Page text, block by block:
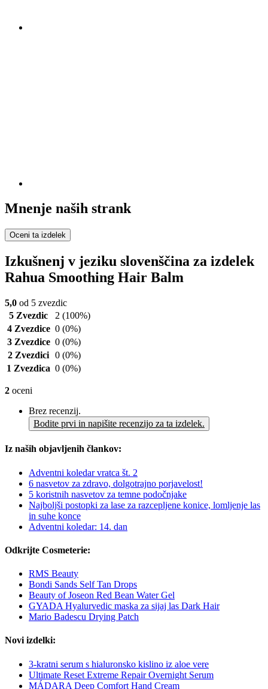
Mnenje naših strank
Oceni ta izdelek
Izkušnenj v jeziku slovenščina za izdelek
Rahua Smoothing Hair Balm
5,0 od 5 zvezdic
5 Zvezdic
2 (100%)
4 Zvezdice 0 (0%)
3 Zvezdice 0 (0%)
2 Zvezdici 0 (0%)
1 Zvezdica 0 (0%)
2 oceni
Brez recenzij.
Bodite prvi in napišite recenzijo za ta izdelek.
Iz naših objavljenih člankov:
Adventni koledar vratca št. 2
6 nasvetov za zdravo, dolgotrajno porjavelost!
5 koristnih nasvetov za temne podočnjake
Najboljši postopki za lase za razcepljene konice, lomljenje las
in suhe konce
Adventni koledar: 14. dan
Odkrijte Cosmeterie:
RMS Beauty
Bondi Sands Self Tan Drops
Beauty of Joseon Red Bean Water Gel
GYADA Hyalurvedic maska za sijaj las Dark Hair
Mario Badescu Drying Patch
Novi izdelki:
3-kratni serum s hialuronsko kislino iz aloe vere
Ultimate Reset Extreme Repair Overnight Serum
MÁDARA Deep Comfort Hand Cream